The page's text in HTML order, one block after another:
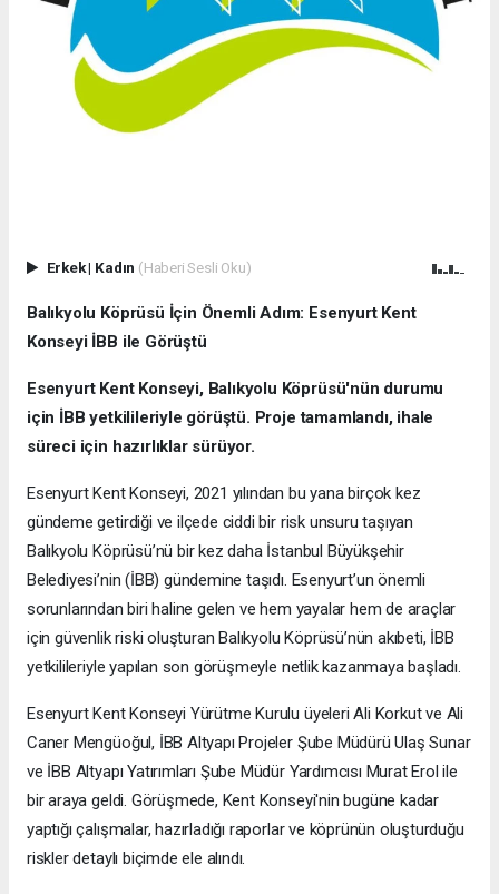
Erkek| Kadın (Haberi Sesli Oku)
Balıkyolu Köprüsü İçin Önemli Adım: Esenyurt Kent
Konseyi İBB ile Görüştü
Esenyurt Kent Konseyi, Balıkyolu Köprüsü'nün durumu
için İBB yetkilileriyle görüştü. Proje tamamlandı, ihale
süreci için hazırlıklar sürüyor.
Esenyurt Kent Konseyi, 2021 yılından bu yana birçok kez
gündeme getirdiği ve ilçede ciddi bir risk unsuru taşıyan
Balıkyolu Köprüsü’nü bir kez daha İstanbul Büyükşehir
Belediyesi’nin (İBB) gündemine taşıdı. Esenyurt’un önemli
sorunlarından biri haline gelen ve hem yayalar hem de araçlar
için güvenlik riski oluşturan Balıkyolu Köprüsü’nün akıbeti, İBB
yetkilileriyle yapılan son görüşmeyle netlik kazanmaya başladı.
Esenyurt Kent Konseyi Yürütme Kurulu üyeleri Ali Korkut ve Ali
Caner Mengüoğul, İBB Altyapı Projeler Şube Müdürü Ulaş Sunar
ve İBB Altyapı Yatırımları Şube Müdür Yardımcısı Murat Erol ile
bir araya geldi. Görüşmede, Kent Konseyi'nin bugüne kadar
yaptığı çalışmalar, hazırladığı raporlar ve köprünün oluşturduğu
riskler detaylı biçimde ele alındı.